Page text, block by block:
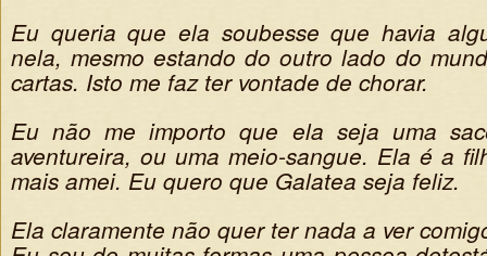
Eu queria que ela soubesse que havia
nela, mesmo estando do outro lado do
cartas. Isto me faz ter vontade de chorar.
Eu não me importo que ela seja uma
aventureira, ou uma meio-sangue. Ela é a
mais amei. Eu quero que Galatea seja feliz.
Ela claramente não quer ter nada a ver